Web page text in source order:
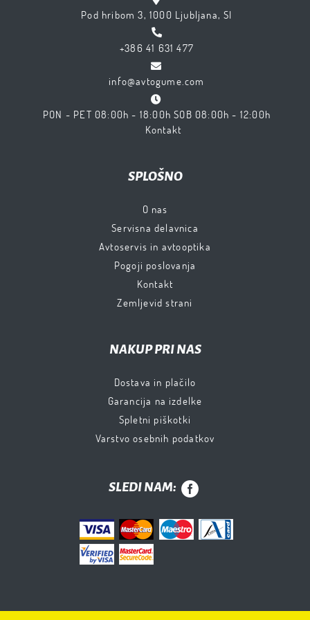
Pod hribom 3, 1000 Ljubljana, SI
+386 41 631 477
info@avtogume.com
PON - PET 08:00h - 18:00h SOB 08:00h - 12:00h
Kontakt
SPLOŠNO
O nas
Servisna delavnica
Avtoservis in avtooptika
Pogoji poslovanja
Kontakt
Zemljevid strani
NAKUP PRI NAS
Dostava in plačilo
Garancija na izdelke
Spletni piškotki
Varstvo osebnih podatkov
SLEDI NAM: